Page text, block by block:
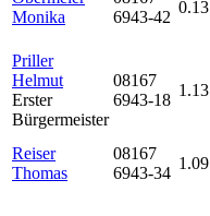
Monika
6943-42
0.13
Priller
Helmut
Erster
Bürgermeister
08167
6943-18
1.13
Reiser
Thomas
08167
6943-34
1.09